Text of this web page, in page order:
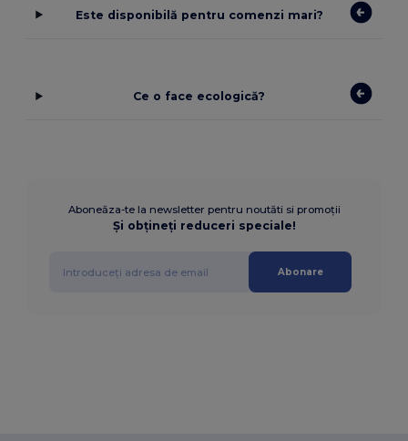
Este disponibilă pentru comenzi mari?
Ce o face ecologică?
Aboneăza-te la newsletter pentru noutăti si promoții
Și obțineți reduceri speciale!
Abonare